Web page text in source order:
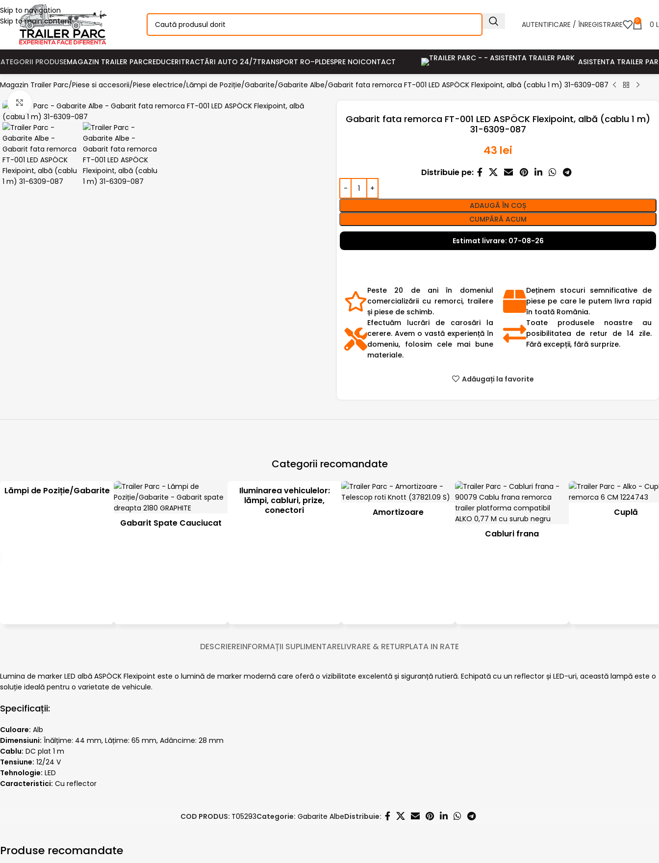
Skip to navigation
Skip to main content
AUTENTIFICARE / ÎNREGISTRARE 0 0
PRODUSEMAGAZIN TRAILER PARCREDUCERITRACTĂRI AUTO 24/7TRANSPORT RO–PLDESPRE NOICONTACT ASISTENTA TRAILER
Magazin Trailer Parc Piese si accesorii Piese electrice Lămpi de Poziție/Gabarite Gabarite Albe Gabarit fata remorca FT-001 LED ASPÖCK Flexipoint, albă (cablu 1 m) 31-6309-087
Click pentru a mari
Gabarit fata remorca FT-001 LED ASPÖCK Flexipoint, albă (cablu 1 m)
31-6309-087
43 lei
Distribuie pe:
ADAUGĂ ÎN COȘ
CUMPĂRĂ ACUM
Estimat livrare: 07-08-26
Peste 20 de ani în domeniul
comercializării cu remorci, trailere
și piese de schimb.
Efectuăm lucrări de carosări la
cerere. Avem o vastă experiență în
domeniu, folosim cele mai bune
materiale.
Deținem stocuri semnificative de
piese pe care le putem livra rapid
în toată România.
Toate produsele noastre au
posibilitatea de retur de 14 zile.
Fără excepții, fără surprize.
Adăugați la favorite
Categorii recomandate
Lămpi de Poziție/Gabarite
Gabarit Spate Cauciucat
Iluminarea vehiculelor:
lămpi, cabluri, prize,
conectori
Amortizoare
Cabluri frana
Cuplă
DESCRIEREINFORMAȚII SUPLIMENTARELIVRARE & RETURPLATA IN RATE
Lumina de marker LED albă ASPÖCK Flexipoint este o lumină de marker modernă care oferă o vizibilitate excelentă și siguranță rutieră. Echipată cu un reflector și LED-uri, această lampă este o
soluție ideală pentru o varietate de vehicule.
Specificații:
Culoare: Alb
Dimensiuni: Înălțime: 44 mm, Lățime: 65 mm, Adâncime: 28 mm
Cablu: DC plat 1 m
Tensiune: 12/24 V
Tehnologie: LED
Caracteristici: Cu reflector
COD PRODUS: T05293Categorie: Gabarite AlbeDistribuie:
Produse recomandate